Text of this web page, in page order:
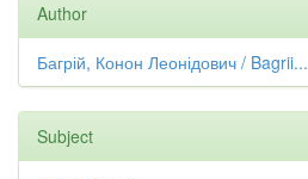
Author
Багрій, Конон Леонідович / Bagrii...
Subject